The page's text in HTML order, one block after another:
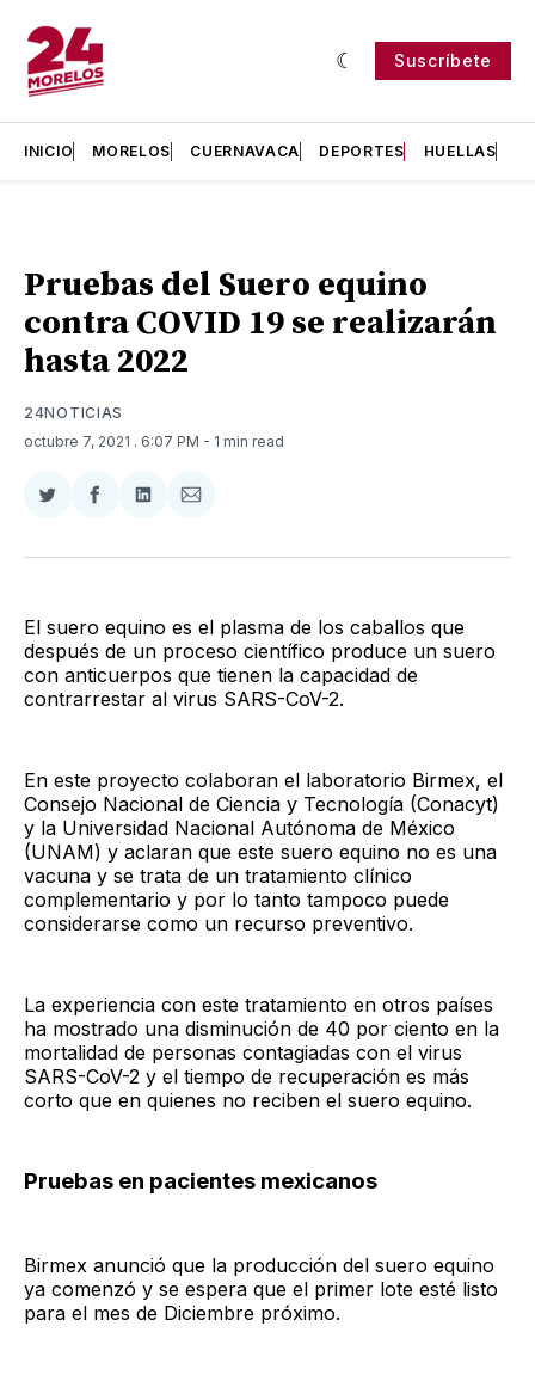
Suscríbete
INICIO MORELOS CUERNAVACA DEPORTES HUELLAS
Pruebas del Suero equino
contra COVID 19 se realizarán
hasta 2022
24NOTICIAS
octubre 7, 2021 . 6:07 PM - 1 min read
Compartir
Twitter
Compartir
Facebook
Compartir
LinkedIn
Compartir
Email
El suero equino es el plasma de los caballos que
después de un proceso científico produce un suero
con anticuerpos que tienen la capacidad de
contrarrestar al virus SARS-CoV-2.
En este proyecto colaboran el laboratorio Birmex, el
Consejo Nacional de Ciencia y Tecnología (Conacyt)
y la Universidad Nacional Autónoma de México
(UNAM) y aclaran que este suero equino no es una
vacuna y se trata de un tratamiento clínico
complementario y por lo tanto tampoco puede
considerarse como un recurso preventivo.
La experiencia con este tratamiento en otros países
ha mostrado una disminución de 40 por ciento en la
mortalidad de personas contagiadas con el virus
SARS-CoV-2 y el tiempo de recuperación es más
corto que en quienes no reciben el suero equino.
Pruebas en pacientes mexicanos
Birmex anunció que la producción del suero equino
ya comenzó y se espera que el primer lote esté listo
para el mes de Diciembre próximo.